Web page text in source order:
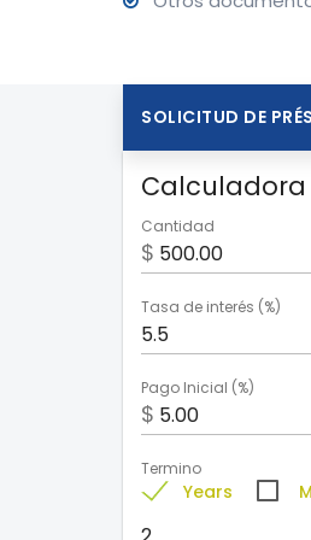
SOLICITUD DE
$
Cantidad
Tasa de interés (%)
$
Pago Inicial (%)
Years
Termino